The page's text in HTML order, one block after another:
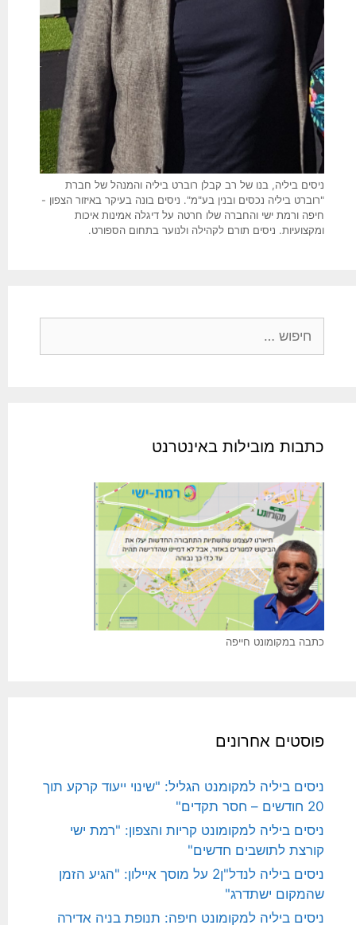
ניסים ביליה, בנו של רב קבלן רוברט ביליה והמנהל של חברת
"רוברט ביליה נכסים ובנין בע"מ". ניסים בונה בעיקר באיזור הצפון -
חיפה ורמת ישי והחברה שלו חרטה על דיגלה אמינות איכות
ומקצועיות. ניסים תורם לקהילה ולנוער בתחום הספורט.
כתבות מובילות באינטרנט
כתבה במקומונט חייפה
פוסטים אחרונים
ניסים ביליה למקומנט הגליל: "שינוי ייעוד קרקע תוך
20 חודשים – חסר תקדים"
ניסים ביליה למקומונט קריות והצפון: "רמת ישי
קורצת לתושבים חדשים"
ניסים ביליה לנדל"ן2 על מוסך איילון: "הגיע הזמן
שהמקום ישתדרג"
ניסים ביליה למקומונט חיפה: תנופת בניה אדירה